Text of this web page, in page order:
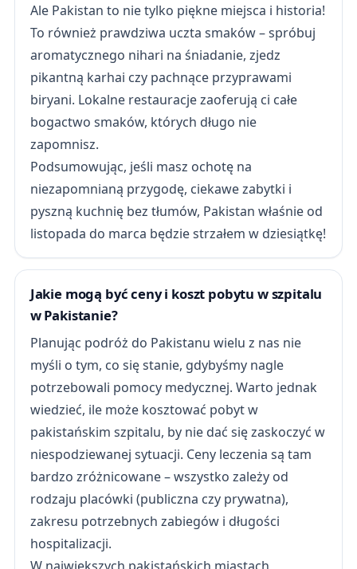
Ale Pakistan to nie tylko piękne miejsca i historia!
To również prawdziwa uczta smaków – spróbuj
aromatycznego nihari na śniadanie, zjedz
pikantną karhai czy pachnące przyprawami
biryani. Lokalne restauracje zaoferują ci całe
bogactwo smaków, których długo nie
zapomnisz.
Podsumowując, jeśli masz ochotę na
niezapomnianą przygodę, ciekawe zabytki i
pyszną kuchnię bez tłumów, Pakistan właśnie od
listopada do marca będzie strzałem w dziesiątkę!
Jakie mogą być ceny i koszt pobytu w szpitalu
w Pakistanie?
Planując podróż do Pakistanu wielu z nas nie
myśli o tym, co się stanie, gdybyśmy nagle
potrzebowali pomocy medycznej. Warto jednak
wiedzieć, ile może kosztować pobyt w
pakistańskim szpitalu, by nie dać się zaskoczyć w
niespodziewanej sytuacji. Ceny leczenia są tam
bardzo zróżnicowane – wszystko zależy od
rodzaju placówki (publiczna czy prywatna),
zakresu potrzebnych zabiegów i długości
hospitalizacji.